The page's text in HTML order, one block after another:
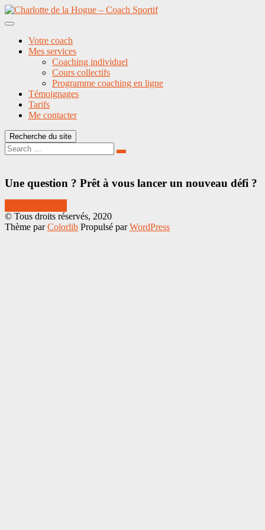
Aller
au
Votre coach
Mes services
Coaching individuel
Cours collectifs
Programme coaching en ligne
Témoignages
Tarifs
Me contacter
Recherche du site
Search
for:
Search
Une question ? Prêt à vous lancer un nouveau défi ?
© Tous droits réservés, 2020
Thème parColorlib Propulsé parWordPress